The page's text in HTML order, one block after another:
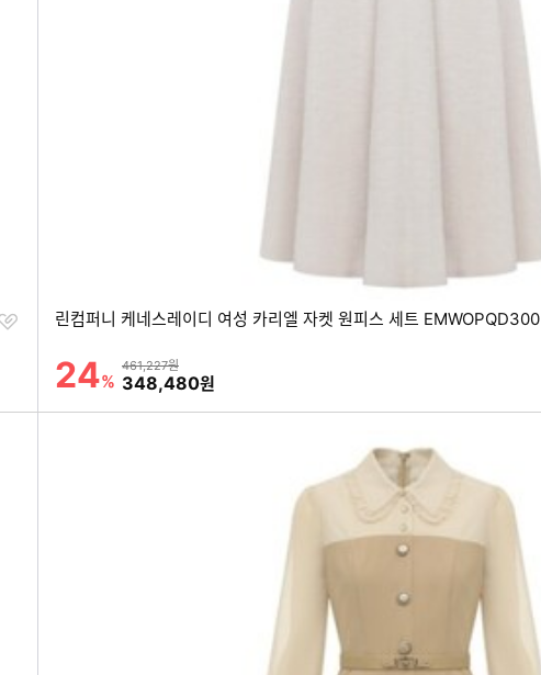
찜
린컴퍼니 케네스레이디 여성 카리엘 자켓 원피스 세트 EMWOPQD300
할인률
24%
상품금액
461,227원
할인금액
348,480원